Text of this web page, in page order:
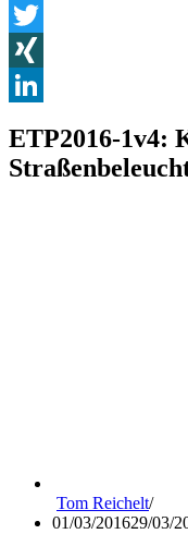
Facebook
Twitter
XING
ETP2016-1v4:
Tom Reichelt
01/03/201629/03/